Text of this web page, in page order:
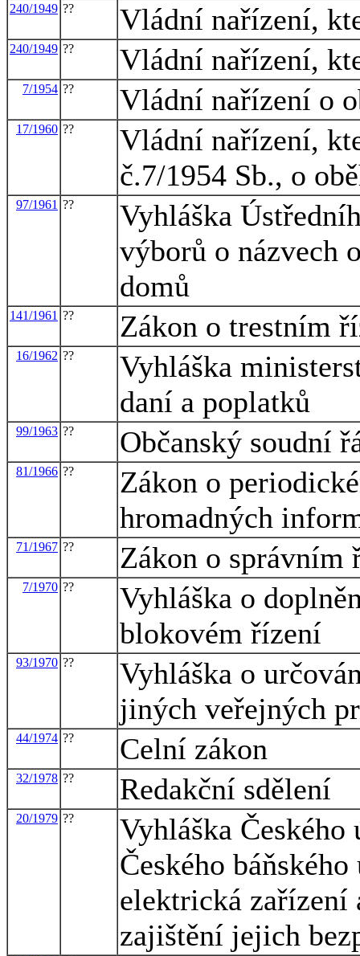
240/1949 ?? Vládní nařízení,
240/1949 ?? Vládní nařízení,
7/1954 ?? Vládní nařízení o
17/1960 ??
Vládní nařízení,
č.7/1954 Sb., o
97/1961 ??
Vyhláška
výborů o názvech
domů
141/1961 ?? Zákon o trestním
16/1962 ??
Vyhláška
daní a poplatků
99/1963 ?? Občanský soudní
81/1966 ??
Zákon o
hromadných
71/1967 ?? Zákon o správním
7/1970 ??
Vyhláška o
blokovém řízení
93/1970 ??
Vyhláška o
jiných veřejných
44/1974 ?? Celní zákon
32/1978 ?? Redakční sdělení
20/1979 ??
Vyhláška Českého
Českého
elektrická zařízení
zajištění jejich